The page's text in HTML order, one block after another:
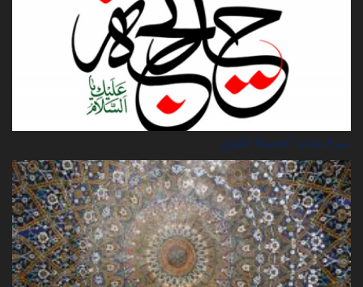
سيرة‌ جناب "خديجة‌ الكبرى"